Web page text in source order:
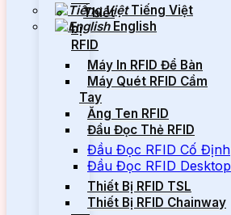
Tiếng Việt
English
Thiết
bị
RFID
Máy In RFID Để Bàn
Máy Quét RFID Cầm
Tay
Ăng Ten RFID
Đầu Đọc Thẻ RFID
Đầu Đọc RFID Cố Định
Đầu Đọc RFID Desktop
Thiết Bị RFID TSL
Thiết Bị RFID Chainway